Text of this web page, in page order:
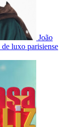
João
luxo parisiense